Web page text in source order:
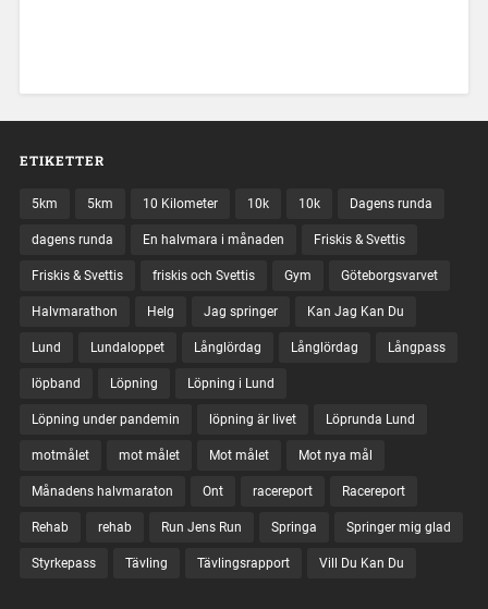
ETIKETTER
5km 5km 10 Kilometer 10k 10k Dagens runda
dagens runda En halvmara i månaden Friskis & Svettis
Friskis & Svettis friskis och Svettis Gym Göteborgsvarvet
Halvmarathon Helg Jag springer Kan Jag Kan Du
Lund Lundaloppet Långlördag Långlördag Långpass
löpband Löpning Löpning i Lund
Löpning under pandemin löpning är livet Löprunda Lund
motmålet mot målet Mot målet Mot nya mål
Månadens halvmaraton Ont racereport Racereport
Rehab rehab Run Jens Run Springa Springer mig glad
Styrkepass Tävling Tävlingsrapport Vill Du Kan Du